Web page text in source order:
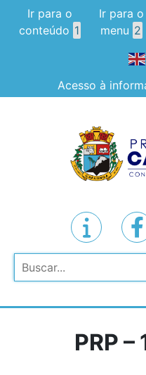
Ir para o
conteúdo 1
Ir para o
menu 2
Acesso à
Pesquisar
PRP